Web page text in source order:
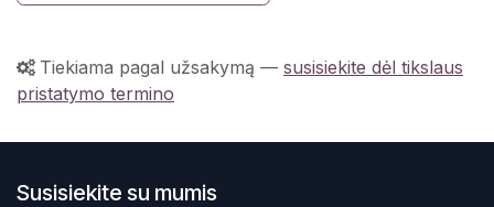
Tiekiama pagal užsakymą — susisiekite dėl tikslaus
pristatymo termino
Susisiekite su mumis